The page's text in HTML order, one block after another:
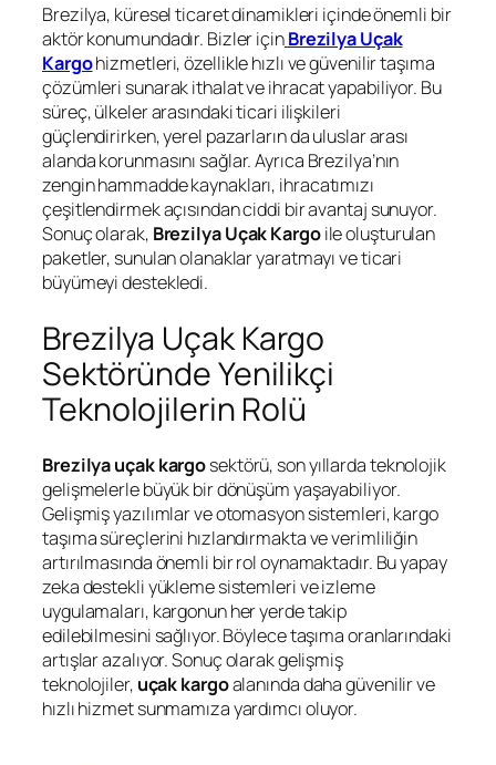
Brezilya, küresel ticaret dinamikleri içinde önemli bir
aktör konumundadır. Bizler içinBrezilya Uçak
Kargohizmetleri, özellikle hızlı ve güvenilir taşıma
çözümleri sunarak ithalat ve ihracat yapabiliyor. Bu
süreç, ülkeler arasındaki ticari ilişkileri
güçlendirirken, yerel pazarların da uluslar arası
alanda korunmasını sağlar. Ayrıca Brezilya’nın
zengin hammadde kaynakları, ihracatımızı
çeşitlendirmek açısından ciddi bir avantaj sunuyor.
Sonuç olarak, Brezilya Uçak Kargoile oluşturulan
paketler, sunulan olanaklar yaratmayı ve ticari
büyümeyi destekledi.
Brezilya Uçak Kargo
Sektöründe Yenilikçi
Teknolojilerin Rolü
Brezilyauçak kargosektörü, son yıllarda teknolojik
gelişmelerle büyük bir dönüşüm yaşayabiliyor.
Gelişmiş yazılımlar ve otomasyon sistemleri, kargo
taşıma süreçlerini hızlandırmakta ve verimliliğin
artırılmasında önemli bir rol oynamaktadır. Bu yapay
zeka destekli yükleme sistemleri ve izleme
uygulamaları, kargonun her yerde takip
edilebilmesini sağlıyor. Böylece taşıma oranlarındaki
artışlar azalıyor. Sonuç olarak gelişmiş
teknolojiler, uçak kargoalanında daha güvenilir ve
hızlı hizmet sunmamıza yardımcı oluyor.